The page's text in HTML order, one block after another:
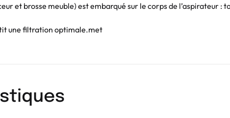
et brosse meuble) est embarqué sur le corps de l’aspirateur
une filtration optimale.met